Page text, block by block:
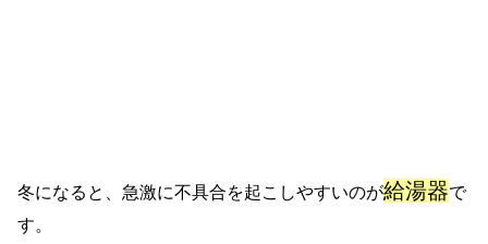
冬になると、急激に不具合を起こしやすいのが給湯器で
す。